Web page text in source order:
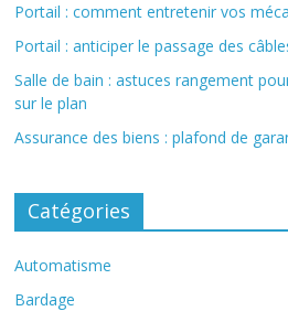
Portail : comment entretenir vos
Portail : anticiper le passage des
Salle de bain : astuces rangement
sur le plan
Assurance des biens : plafond de
Catégories
Automatisme
Bardage